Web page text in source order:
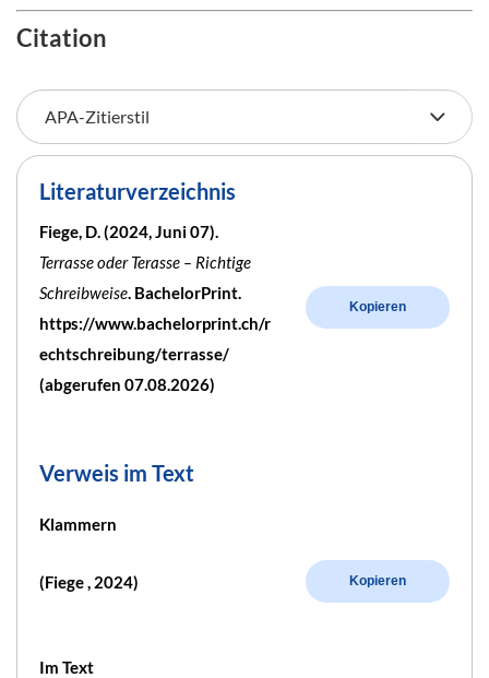
Citation
Literaturverzeichnis
Fiege, D. (2024, Juni 07).
Terrasse oder Terasse – Richtige
Schreibweise. BachelorPrint.
https://www.bachelorprint.ch/r
echtschreibung/terrasse/
(abgerufen 07.08.2026)
Kopieren
Verweis im Text
Klammern
(Fiege , 2024) Kopieren
Im Text